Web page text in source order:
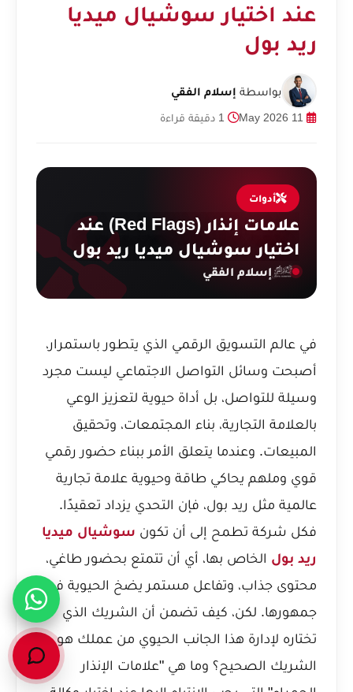
عند اختيار سوشيال ميديا
ريد بول
بواسطة إسلام الفقي
أدوات
علامات إنذار (Red Flags) عند
اختيار سوشيال ميديا ريد بول
إسلام الفقي
في عالم التسويق الرقمي الذي يتطور باستمرار،
أصبحت وسائل التواصل الاجتماعي ليست مجرد
وسيلة للتواصل، بل أداة حيوية لتعزيز الوعي
بالعلامة التجارية، بناء المجتمعات، وتحقيق
المبيعات. وعندما يتعلق الأمر ببناء حضور رقمي
قوي وملهم يحاكي طاقة وحيوية علامة تجارية
عالمية مثل ريد بول، فإن التحدي يزداد تعقيدًا.
فكل شركة تطمح إلى أن تكون سوشيال ميديا
ريد بول الخاص بها، أي أن تتمتع بحضور طاغي،
محتوى جذاب، وتفاعل مستمر يضخ الحيوية في
جمهورها. لكن، كيف تضمن أن الشريك الذي
تختاره لإدارة هذا الجانب الحيوي من عملك هو
الشريك الصحيح؟ وما هي "علامات الإنذار